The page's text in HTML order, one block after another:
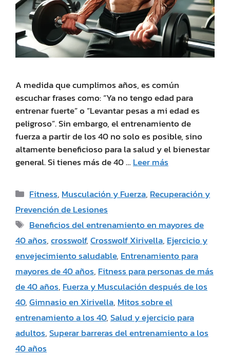
A medida que cumplimos años, es común
escuchar frases como: “Ya no tengo edad para
entrenar fuerte” o “Levantar pesas a mi edad es
peligroso”. Sin embargo, el entrenamiento de
fuerza a partir de los 40 no solo es posible, sino
altamente beneficioso para la salud y el bienestar
general. Si tienes más de 40 … Leer más
Fitness, Musculación y Fuerza, Recuperación y
Prevención de Lesiones
Beneficios del entrenamiento en mayores de
40 años,crosswolf,Crosswolf Xirivella, Ejercicio y
envejecimiento saludable, Entrenamiento para
mayores de 40 años, Fitness para personas de más
de 40 años, Fuerza y Musculación después de los
40,Gimnasio en Xirivella, Mitos sobre el
entrenamiento a los 40,Salud y ejercicio para
adultos,Superar barreras del entrenamiento a los
40 años